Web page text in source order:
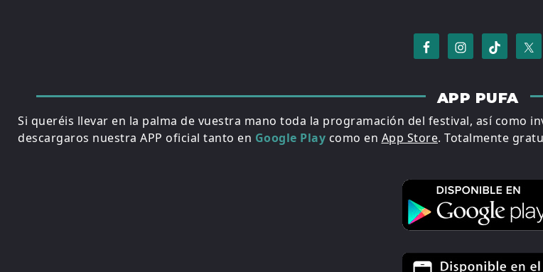
APP PUFA
Si queréis llevar en la palma de vuestra mano toda la programación del festival, así como
descargaros nuestra APP oficial tanto en Google Play como en App Store. Totalmente